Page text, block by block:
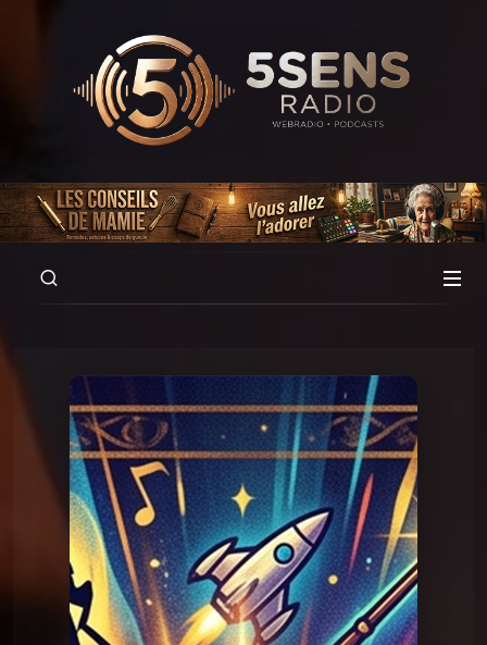
00:00
Question Graal
Graal V2 - 78 musique
Question Graal Graal V2 - 78 musique